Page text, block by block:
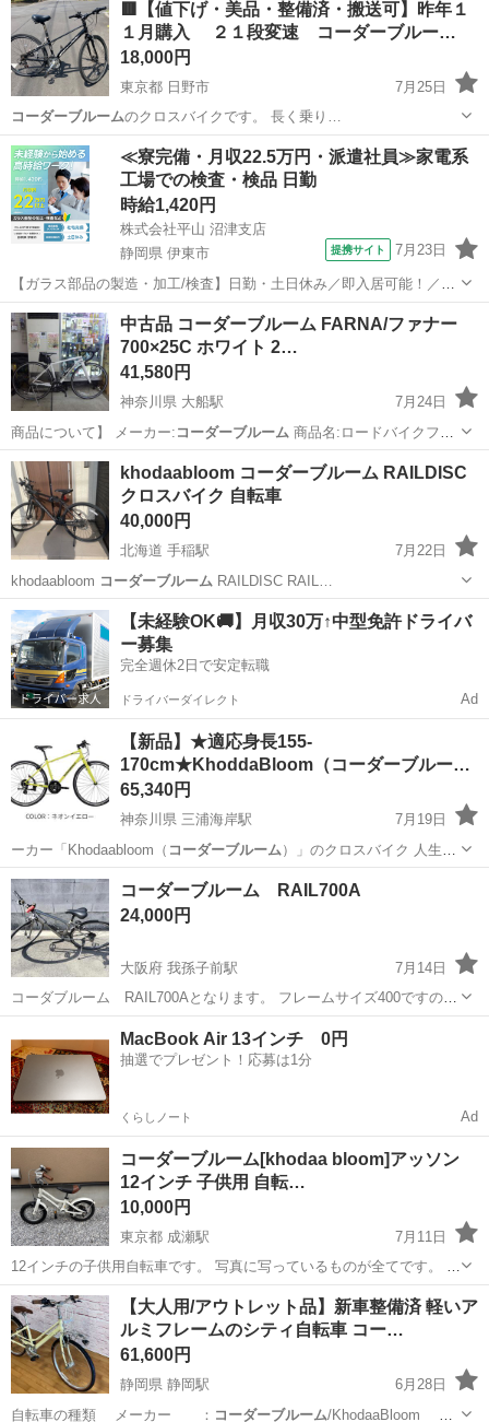
🟥【値下げ・美品・整備済・搬送可】昨年１
１月購入 ２１段変速 コーダーブルー…
18,000円
東京都 日野市
7月25日
コーダーブルーム
のクロスバイクです。 長く乗り…
東京 日野市 クロスバイク
≪寮完備・月収22.5万円・派遣社員≫家電系
工場での検査・検品 日勤
時給1,420円
株式会社平山 沼津支店
静岡県 伊東市
提携サイト 7月23日
【ガラス部品の製造・加工/検査】日勤・土日休み／即入居可能！／伊
豆でのんびりライフ♪ ガラス部品の製造・加工/検査 【株式会社平山で
の正社員採用（無期雇用派遣）となります】 「2人で同じ職場で働き
たい」 「仕事も休みも一...
静岡 伊東市 その他
中古品 コーダーブルーム FARNA/ファナー
700×25C ホワイト 2…
41,580円
神奈川県 大船駅
7月24日
商品について】 メーカー: コーダーブルーム 商品名:ロードバイクファ
ナー…
神奈川 横浜市 ロードバイク
khodaabloom コーダーブルーム RAILDISC
クロスバイク 自転車
40,000円
北海道 手稲駅
7月22日
khodaabloom コーダーブルーム RAILDISC RAIL…
北海道 札幌市 手稲駅 クロスバイク khodaabloom
【未経験OK🚚】月収30万↑中型免許ドライバ
ー募集
完全週休2日で安定転職
ドライバーダイレクト Ad
【新品】★適応身長155-
170cm★KhoddaBloom（コーダーブルー
ム…
65,340円
神奈川県 三浦海岸駅
7月19日
ーカー「Khodaabloom（ コーダーブルーム ）」のクロスバイク 人生
を…
神奈川 三浦市 三浦海岸駅
コーダーブルーム
コーダーブルーム RAIL700A
24,000円
大阪府 我孫子前駅
7月14日
コーダブルーム RAIL700Aとなります。 フレームサイズ400ですの
で、女性はもちろん小学校高学年のお子さまや中学生にいかがでしょ
うか？ 現在も使用中で不具合等はありませんので、試乗されてから購
入するか決めてもらって大...
クロスバイク
MacBook Air 13インチ 0円
抽選でプレゼント！応募は1分
くらしノート Ad
コーダーブルーム[khodaa bloom]アッソン
12インチ 子供用 自転…
10,000円
東京都 成瀬駅
7月11日
12インチの子供用自転車です。 写真に写っているものが全てです。 身
長75〜125cmが適正で、うちの子が3歳になった際に購入したもので
す。 ストライダーに慣れた後の自転車デビューにいかがでしょうか。
12インチは、あっ...
東京 町田市 成瀬駅 自転車 12インチ
【大人用/アウトレット品】新車整備済 軽いア
ルミフレームのシティ自転車 コー…
61,600円
静岡県 静岡駅
6月28日
自転車の種類 メーカー ： コーダーブルーム/KhodaaBloom